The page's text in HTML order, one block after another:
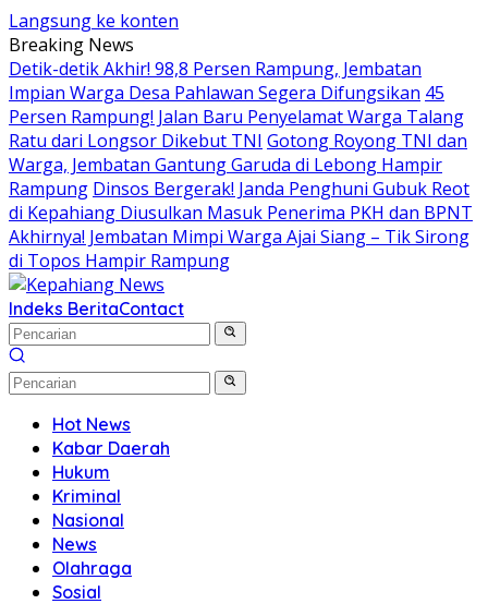
Langsung ke konten
Breaking News
Detik-detik Akhir! 98,8 Persen Rampung, Jembatan
Impian Warga Desa Pahlawan Segera Difungsikan 45
Persen Rampung! Jalan Baru Penyelamat Warga Talang
Ratu dari Longsor Dikebut TNI Gotong Royong TNI dan
Warga, Jembatan Gantung Garuda di Lebong Hampir
Rampung Dinsos Bergerak! Janda Penghuni Gubuk Reot
di Kepahiang Diusulkan Masuk Penerima PKH dan BPNT
Akhirnya! Jembatan Mimpi Warga Ajai Siang – Tik Sirong
di Topos Hampir Rampung
Indeks BeritaContact
Hot News
Kabar Daerah
Hukum
Kriminal
Nasional
News
Olahraga
Sosial